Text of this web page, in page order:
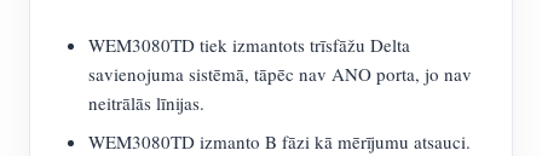
WEM3080TD tiek izmantots trīsfāžu Delta
savienojuma sistēmā, tāpēc nav ANO porta, jo nav
neitrālās līnijas.
WEM3080TD izmanto B fāzi kā mērījumu atsauci.